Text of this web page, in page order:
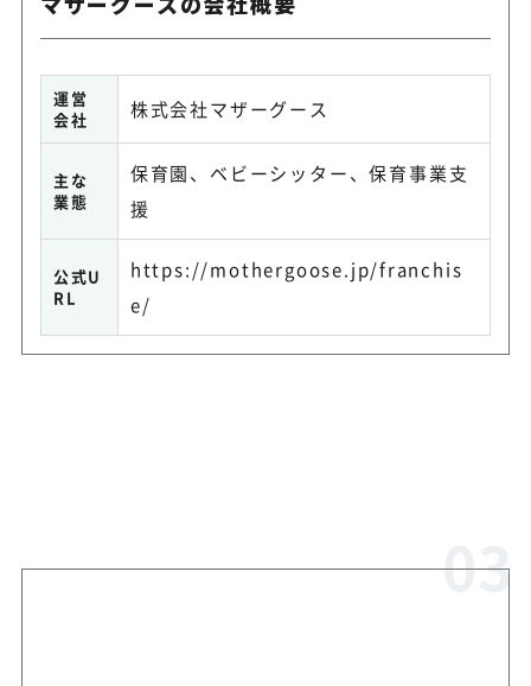
運営
会社
株式会社マザーグース
主な
業態
保育園、ベビーシッター、保育事業支
援
公式U
RL
https://mothergoose.jp/franchis
e/